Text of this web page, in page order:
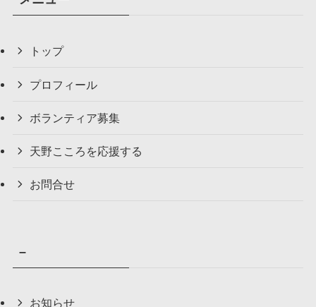
トップ
プロフィール
ボランティア募集
天野こころを応援する
お問合せ
–
お知らせ